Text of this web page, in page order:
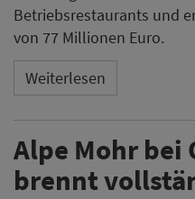
Betriebsrestaurants und
von 77 Millionen Euro.
Weiterlesen
Alpe Mohr bei
brennt